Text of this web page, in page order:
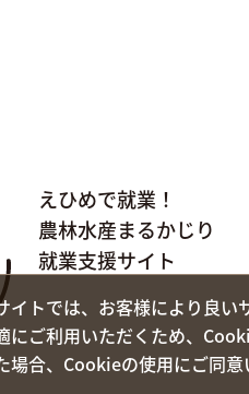
えひめで就業！
農林水産まるかじり
就業支援サイト
イトでは、お客様により良
にご利用いただくため、
場合、Cookieの使用にご同